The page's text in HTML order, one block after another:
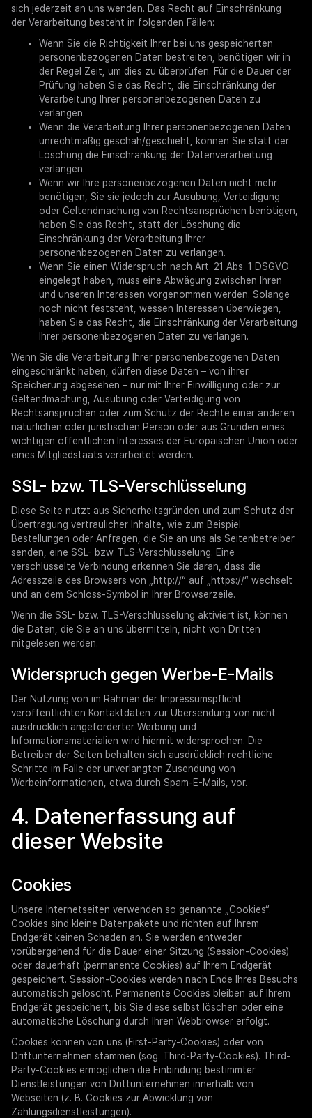
sich jederzeit an uns wenden. Das Recht auf Einschränkung
der Verarbeitung besteht in folgenden Fällen:
Wenn Sie die Richtigkeit Ihrer bei uns gespeicherten
personenbezogenen Daten bestreiten, benötigen wir in
der Regel Zeit, um dies zu überprüfen. Für die Dauer der
Prüfung haben Sie das Recht, die Einschränkung der
Verarbeitung Ihrer personenbezogenen Daten zu
verlangen.
Wenn die Verarbeitung Ihrer personenbezogenen Daten
unrechtmäßig geschah/geschieht, können Sie statt der
Löschung die Einschränkung der Datenverarbeitung
verlangen.
Wenn wir Ihre personenbezogenen Daten nicht mehr
benötigen, Sie sie jedoch zur Ausübung, Verteidigung
oder Geltendmachung von Rechtsansprüchen benötigen,
haben Sie das Recht, statt der Löschung die
Einschränkung der Verarbeitung Ihrer
personenbezogenen Daten zu verlangen.
Wenn Sie einen Widerspruch nach Art. 21 Abs. 1 DSGVO
eingelegt haben, muss eine Abwägung zwischen Ihren
und unseren Interessen vorgenommen werden. Solange
noch nicht feststeht, wessen Interessen überwiegen,
haben Sie das Recht, die Einschränkung der Verarbeitung
Ihrer personenbezogenen Daten zu verlangen.
Wenn Sie die Verarbeitung Ihrer personenbezogenen Daten
eingeschränkt haben, dürfen diese Daten – von ihrer
Speicherung abgesehen – nur mit Ihrer Einwilligung oder zur
Geltendmachung, Ausübung oder Verteidigung von
Rechtsansprüchen oder zum Schutz der Rechte einer anderen
natürlichen oder juristischen Person oder aus Gründen eines
wichtigen öffentlichen Interesses der Europäischen Union oder
eines Mitgliedstaats verarbeitet werden.
SSL- bzw. TLS-Verschlüsselung
Diese Seite nutzt aus Sicherheitsgründen und zum Schutz der
Übertragung vertraulicher Inhalte, wie zum Beispiel
Bestellungen oder Anfragen, die Sie an uns als Seitenbetreiber
senden, eine SSL- bzw. TLS-Verschlüsselung. Eine
verschlüsselte Verbindung erkennen Sie daran, dass die
Adresszeile des Browsers von „http://“ auf „https://“ wechselt
und an dem Schloss-Symbol in Ihrer Browserzeile.
Wenn die SSL- bzw. TLS-Verschlüsselung aktiviert ist, können
die Daten, die Sie an uns übermitteln, nicht von Dritten
mitgelesen werden.
Widerspruch gegen Werbe-E-Mails
Der Nutzung von im Rahmen der Impressumspflicht
veröffentlichten Kontaktdaten zur Übersendung von nicht
ausdrücklich angeforderter Werbung und
Informationsmaterialien wird hiermit widersprochen. Die
Betreiber der Seiten behalten sich ausdrücklich rechtliche
Schritte im Falle der unverlangten Zusendung von
Werbeinformationen, etwa durch Spam-E-Mails, vor.
4. Datenerfassung auf
dieser Website
Cookies
Unsere Internetseiten verwenden so genannte „Cookies“.
Cookies sind kleine Datenpakete und richten auf Ihrem
Endgerät keinen Schaden an. Sie werden entweder
vorübergehend für die Dauer einer Sitzung (Session-Cookies)
oder dauerhaft (permanente Cookies) auf Ihrem Endgerät
gespeichert. Session-Cookies werden nach Ende Ihres Besuchs
automatisch gelöscht. Permanente Cookies bleiben auf Ihrem
Endgerät gespeichert, bis Sie diese selbst löschen oder eine
automatische Löschung durch Ihren Webbrowser erfolgt.
Cookies können von uns (First-Party-Cookies) oder von
Drittunternehmen stammen (sog. Third-Party-Cookies). Third-
Party-Cookies ermöglichen die Einbindung bestimmter
Dienstleistungen von Drittunternehmen innerhalb von
Webseiten (z. B. Cookies zur Abwicklung von
Zahlungsdienstleistungen).